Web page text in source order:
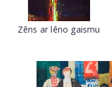
Zēns ar lēno gaismu